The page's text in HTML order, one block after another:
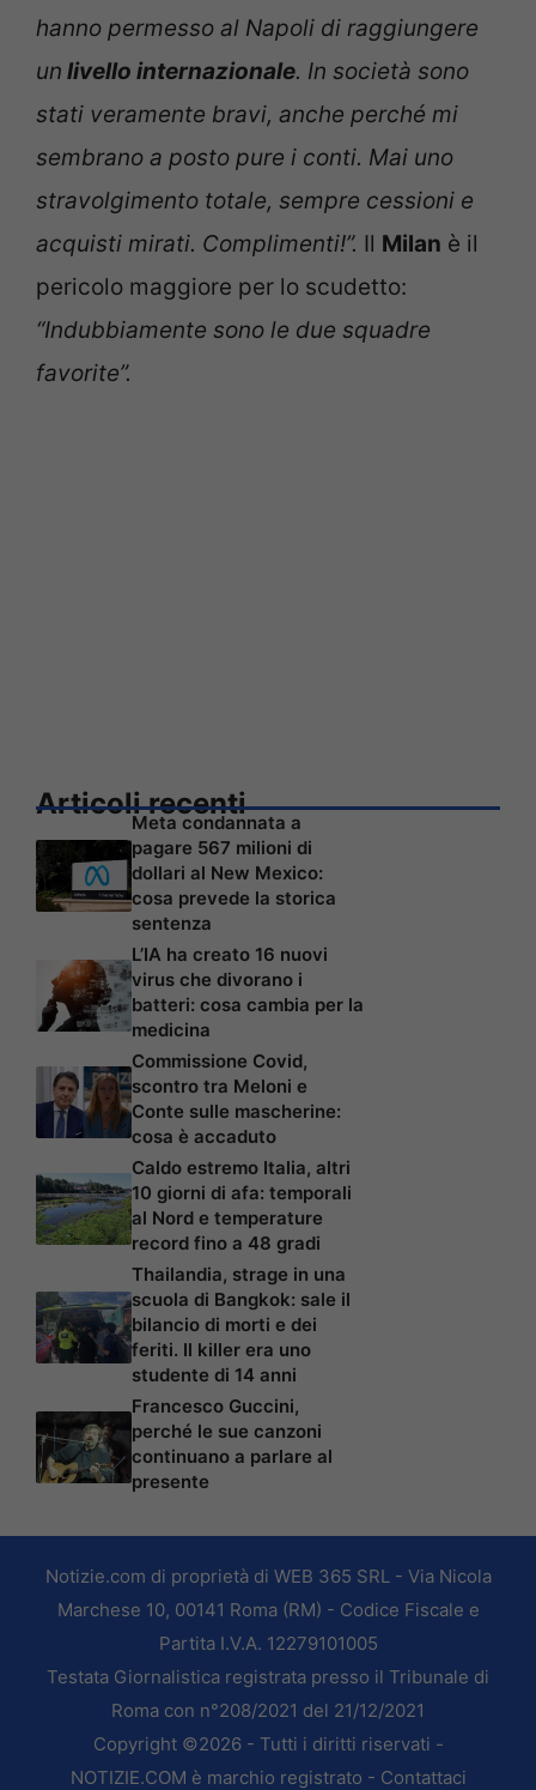
hanno permesso al Napoli di raggiungere
un livello internazionale. In società sono
stati veramente bravi, anche perché mi
sembrano a posto pure i conti. Mai uno
stravolgimento totale, sempre cessioni e
acquisti mirati. Complimenti!”. Il Milan è il
pericolo maggiore per lo scudetto:
“Indubbiamente sono le due squadre
favorite”.
Articoli recenti
Meta condannata a
pagare 567 milioni di
dollari al New Mexico:
cosa prevede la storica
sentenza
L’IA ha creato 16 nuovi
virus che divorano i
batteri: cosa cambia per la
medicina
Commissione Covid,
scontro tra Meloni e
Conte sulle mascherine:
cosa è accaduto
Caldo estremo Italia, altri
10 giorni di afa: temporali
al Nord e temperature
record fino a 48 gradi
Thailandia, strage in una
scuola di Bangkok: sale il
bilancio di morti e dei
feriti. Il killer era uno
studente di 14 anni
Francesco Guccini,
perché le sue canzoni
continuano a parlare al
presente
Notizie.com di proprietà di WEB 365 SRL - Via Nicola
Marchese 10, 00141 Roma (RM) - Codice Fiscale e
Partita I.V.A. 12279101005
Testata Giornalistica registrata presso il Tribunale di
Roma con n°208/2021 del 21/12/2021
Copyright ©2026 - Tutti i diritti riservati -
NOTIZIE.COM è marchio registrato - Contattaci